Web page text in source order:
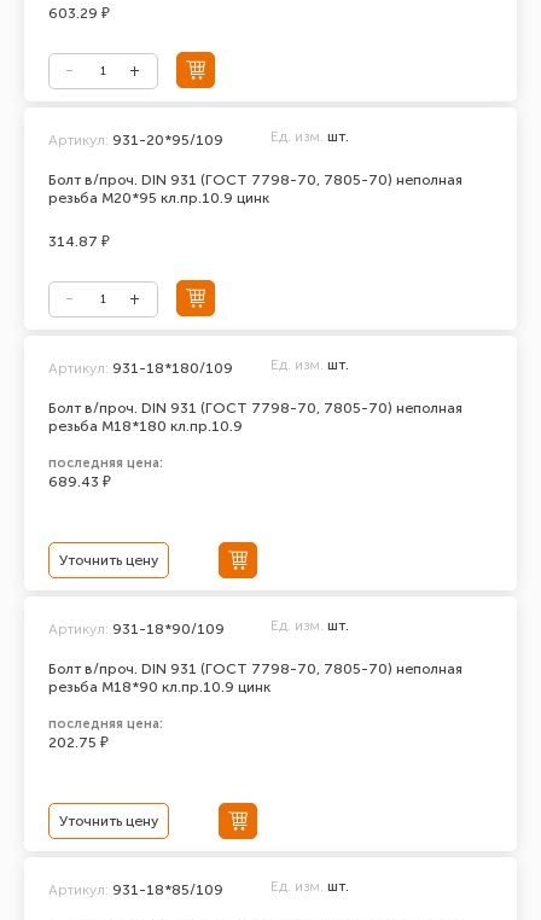
603.29 ₽
Болт в/проч. DIN 931 (ГОСТ 7798-70, 7805-70) неполная
резьба М20*95 кл.пр.10.9 цинк
Артикул: 931-20*95/109 Ед. изм. шт.
314.87 ₽
Болт в/проч. DIN 931 (ГОСТ 7798-70, 7805-70) неполная
резьба М18*180 кл.пр.10.9
Артикул: 931-18*180/109 Ед. изм. шт.
последняя цена:
689.43 ₽
Уточнить цену
Болт в/проч. DIN 931 (ГОСТ 7798-70, 7805-70) неполная
резьба М18*90 кл.пр.10.9 цинк
Артикул: 931-18*90/109 Ед. изм. шт.
последняя цена:
202.75 ₽
Уточнить цену
Артикул: 931-18*85/109 Ед. изм. шт.